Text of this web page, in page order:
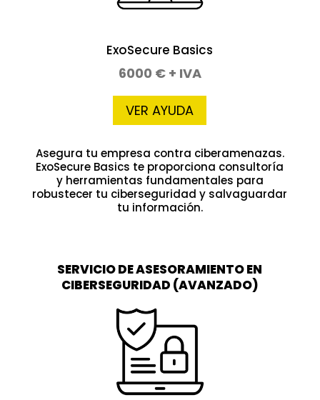
ExoSecure Basics
6000 € + IVA
VER AYUDA
Asegura tu empresa contra ciberamenazas.
ExoSecure Basics te proporciona consultoría
y herramientas fundamentales para
robustecer tu ciberseguridad y salvaguardar
tu información.
SERVICIO DE ASESORAMIENTO EN
CIBERSEGURIDAD (AVANZADO)